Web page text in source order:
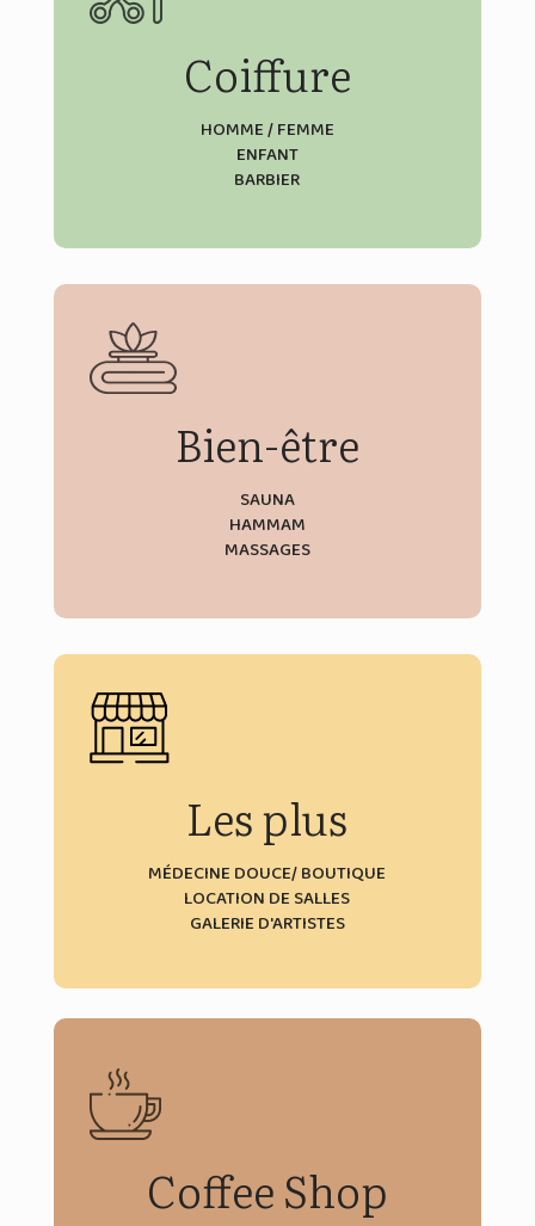
Coiffure
HOMME / FEMME
ENFANT
BARBIER
Découvrir
Bien-être
SAUNA
HAMMAM
MASSAGES
Les plus
MÉDECINE DOUCE/ BOUTIQUE
LOCATION DE SALLES
GALERIE D'ARTISTES
Découvrir
Coffee Shop